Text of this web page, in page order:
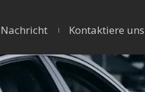
Nachricht Kontaktiere uns